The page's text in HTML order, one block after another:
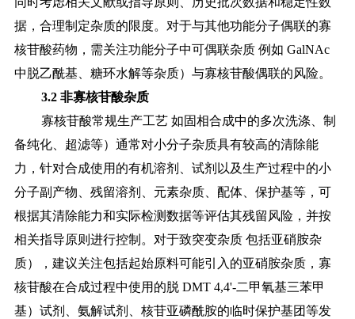
据，合理制定杂质的限度。对于与其他功能分子偶联的寡
核苷酸药物，需关注功能分子中可偶联杂质 例如 GalNAc
中脱乙酰基、糖环水解等杂质）与寡核苷酸偶联的风险。
3.2 非寡核苷酸杂质
寡核苷酸常规生产工艺 如固相合成中的多次洗涤、制
备纯化、超滤等）通常对小分子杂质具有较高的清除能
力，针对合成使用的有机溶剂、试剂以及生产过程中的小
分子副产物、残留溶剂、元素杂质、配体、保护基等，可
根据其清除能力和实际检测数据等评估其残留风险，并按
相关指导原则进行控制。对于致突变杂质 包括亚硝胺杂
质），建议关注包括起始原料可能引入的亚硝胺杂质，寡
核苷酸在合成过程中使用的脱 DMT 4,4'-二甲氧基三苯甲
基）试剂、氨解试剂、核苷亚磷酰胺的临时保护基团等发